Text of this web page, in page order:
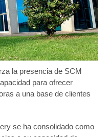
la presencia de SCM
para ofrecer
a una base de clientes
se ha consolidado como